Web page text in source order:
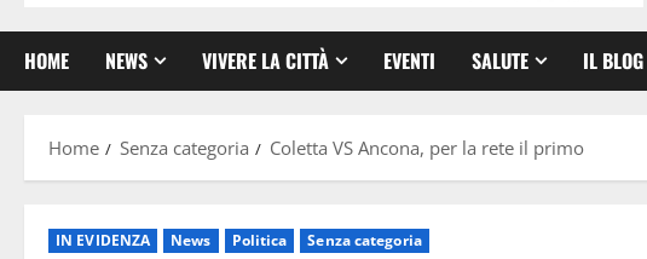
HOME NEWS VIVERE LA CITTÀ EVENTI SALUTE IL
Home Senza categoria Coletta VS Ancona, per la rete il primo
IN EVIDENZA News Politica Senza categoria